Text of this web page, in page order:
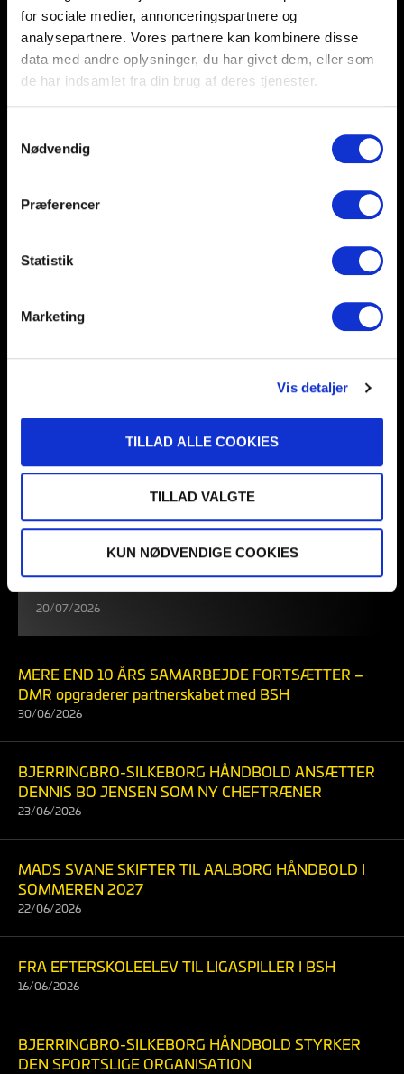
for sociale medier, annonceringspartnere og
analysepartnere. Vores partnere kan kombinere disse
data med andre oplysninger, du har givet dem, eller som
de har indsamlet fra din brug af deres tjenester.
Nødvendig
Præferencer
Statistik
Marketing
Vis detaljer
TILLAD ALLE COOKIES
TILLAD VALGTE
KUN NØDVENDIGE COOKIES
BSH HENTER DET NORSKE
ERHVERVSNETVÆRKET I
BJERRINGBRO-SILKEBORG
HÅNDBOLD SKABER RELATIONER –
OG FORRETNING
20/07/2026
MERE END 10 ÅRS SAMARBEJDE FORTSÆTTER –
DMR opgraderer partnerskabet med BSH
30/06/2026
BJERRINGBRO-SILKEBORG HÅNDBOLD ANSÆTTER
DENNIS BO JENSEN SOM NY CHEFTRÆNER
23/06/2026
MADS SVANE SKIFTER TIL AALBORG HÅNDBOLD I
SOMMEREN 2027
22/06/2026
FRA EFTERSKOLEELEV TIL LIGASPILLER I BSH
16/06/2026
BJERRINGBRO-SILKEBORG HÅNDBOLD STYRKER
DEN SPORTSLIGE ORGANISATION